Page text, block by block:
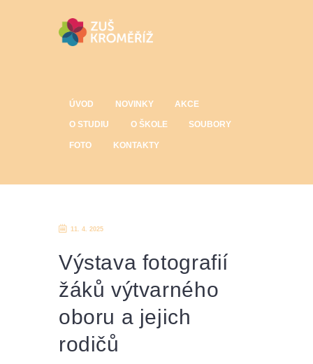
ÚVOD NOVINKY AKCE
O STUDIU O ŠKOLE SOUBORY
FOTO KONTAKTY
11. 4. 2025
Výstava fotografií
žáků výtvarného
oboru a jejich
rodičů